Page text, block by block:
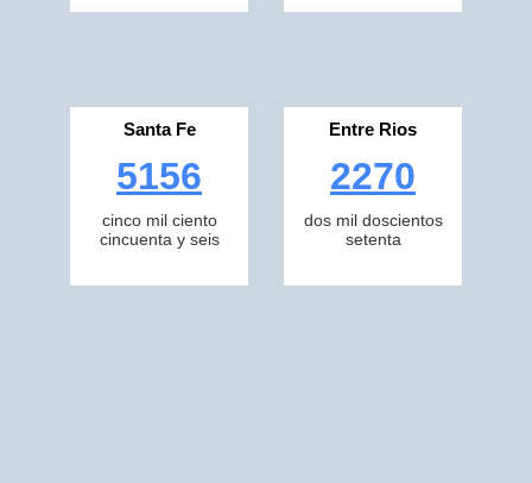
Santa Fe
5156
cinco mil ciento
cincuenta y seis
Entre Rios
2270
dos mil doscientos
setenta